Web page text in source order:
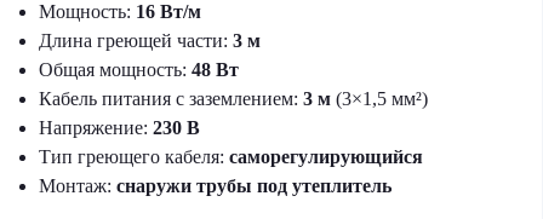
Мощность: 16 Вт/м
Длина греющей части: 3 м
Общая мощность: 48 Вт
Кабель питания с заземлением: 3 м (3×1,5 мм²)
Напряжение: 230 В
Тип греющего кабеля: саморегулирующийся
Монтаж: снаружи трубы под утеплитель